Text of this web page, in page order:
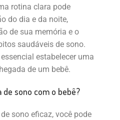
rotina clara pode
do dia e da noite,
de sua memória e o
saudáveis de sono.
estabelecer uma
de um bebê.
de sono com o bebê?
sono eficaz, você pode